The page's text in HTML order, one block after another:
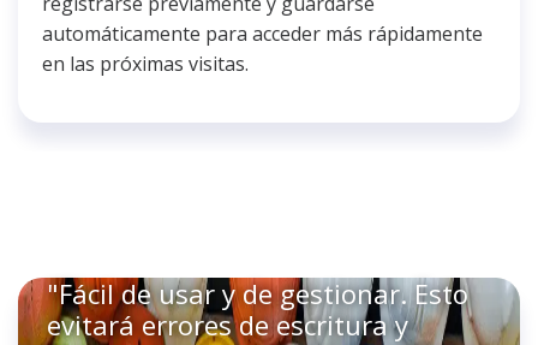
automáticamente para acceder más rápidamente
en las próximas visitas.
"Fácil de usar y de gestionar. Esto
evitará errores de escritura y